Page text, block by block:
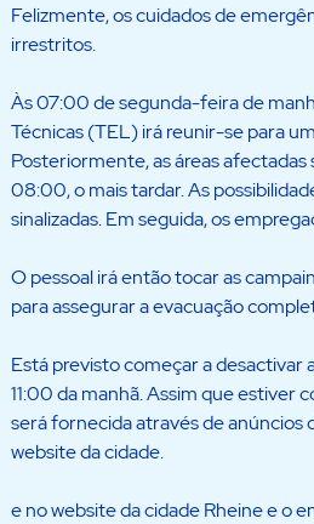
Felizmente, os cuidados de
irrestritos.
Às 07:00 de segunda-feira de
Técnicas (TEL) irá reunir-se para
Posteriormente, as áreas
08:00, o mais tardar. As
sinalizadas. Em seguida, os
O pessoal irá então tocar as
para assegurar a evacuação
Está previsto começar a desactivar
11:00 da manhã. Assim que estiver
será fornecida através de anúncios
website da cidade.
e no website da cidade Rheine e o